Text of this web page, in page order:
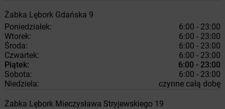
Żabka Lębork Gdańska 9
Poniedziałek:
6:00 - 23:00
Wtorek:
6:00 - 23:00
Środa:
6:00 - 23:00
Czwartek:
6:00 - 23:00
Piątek:
6:00 - 23:00
Sobota:
6:00 - 23:00
Niedziela:
czynne całą dobę
Żabka Lębork Mieczysława Stryjewskiego 19